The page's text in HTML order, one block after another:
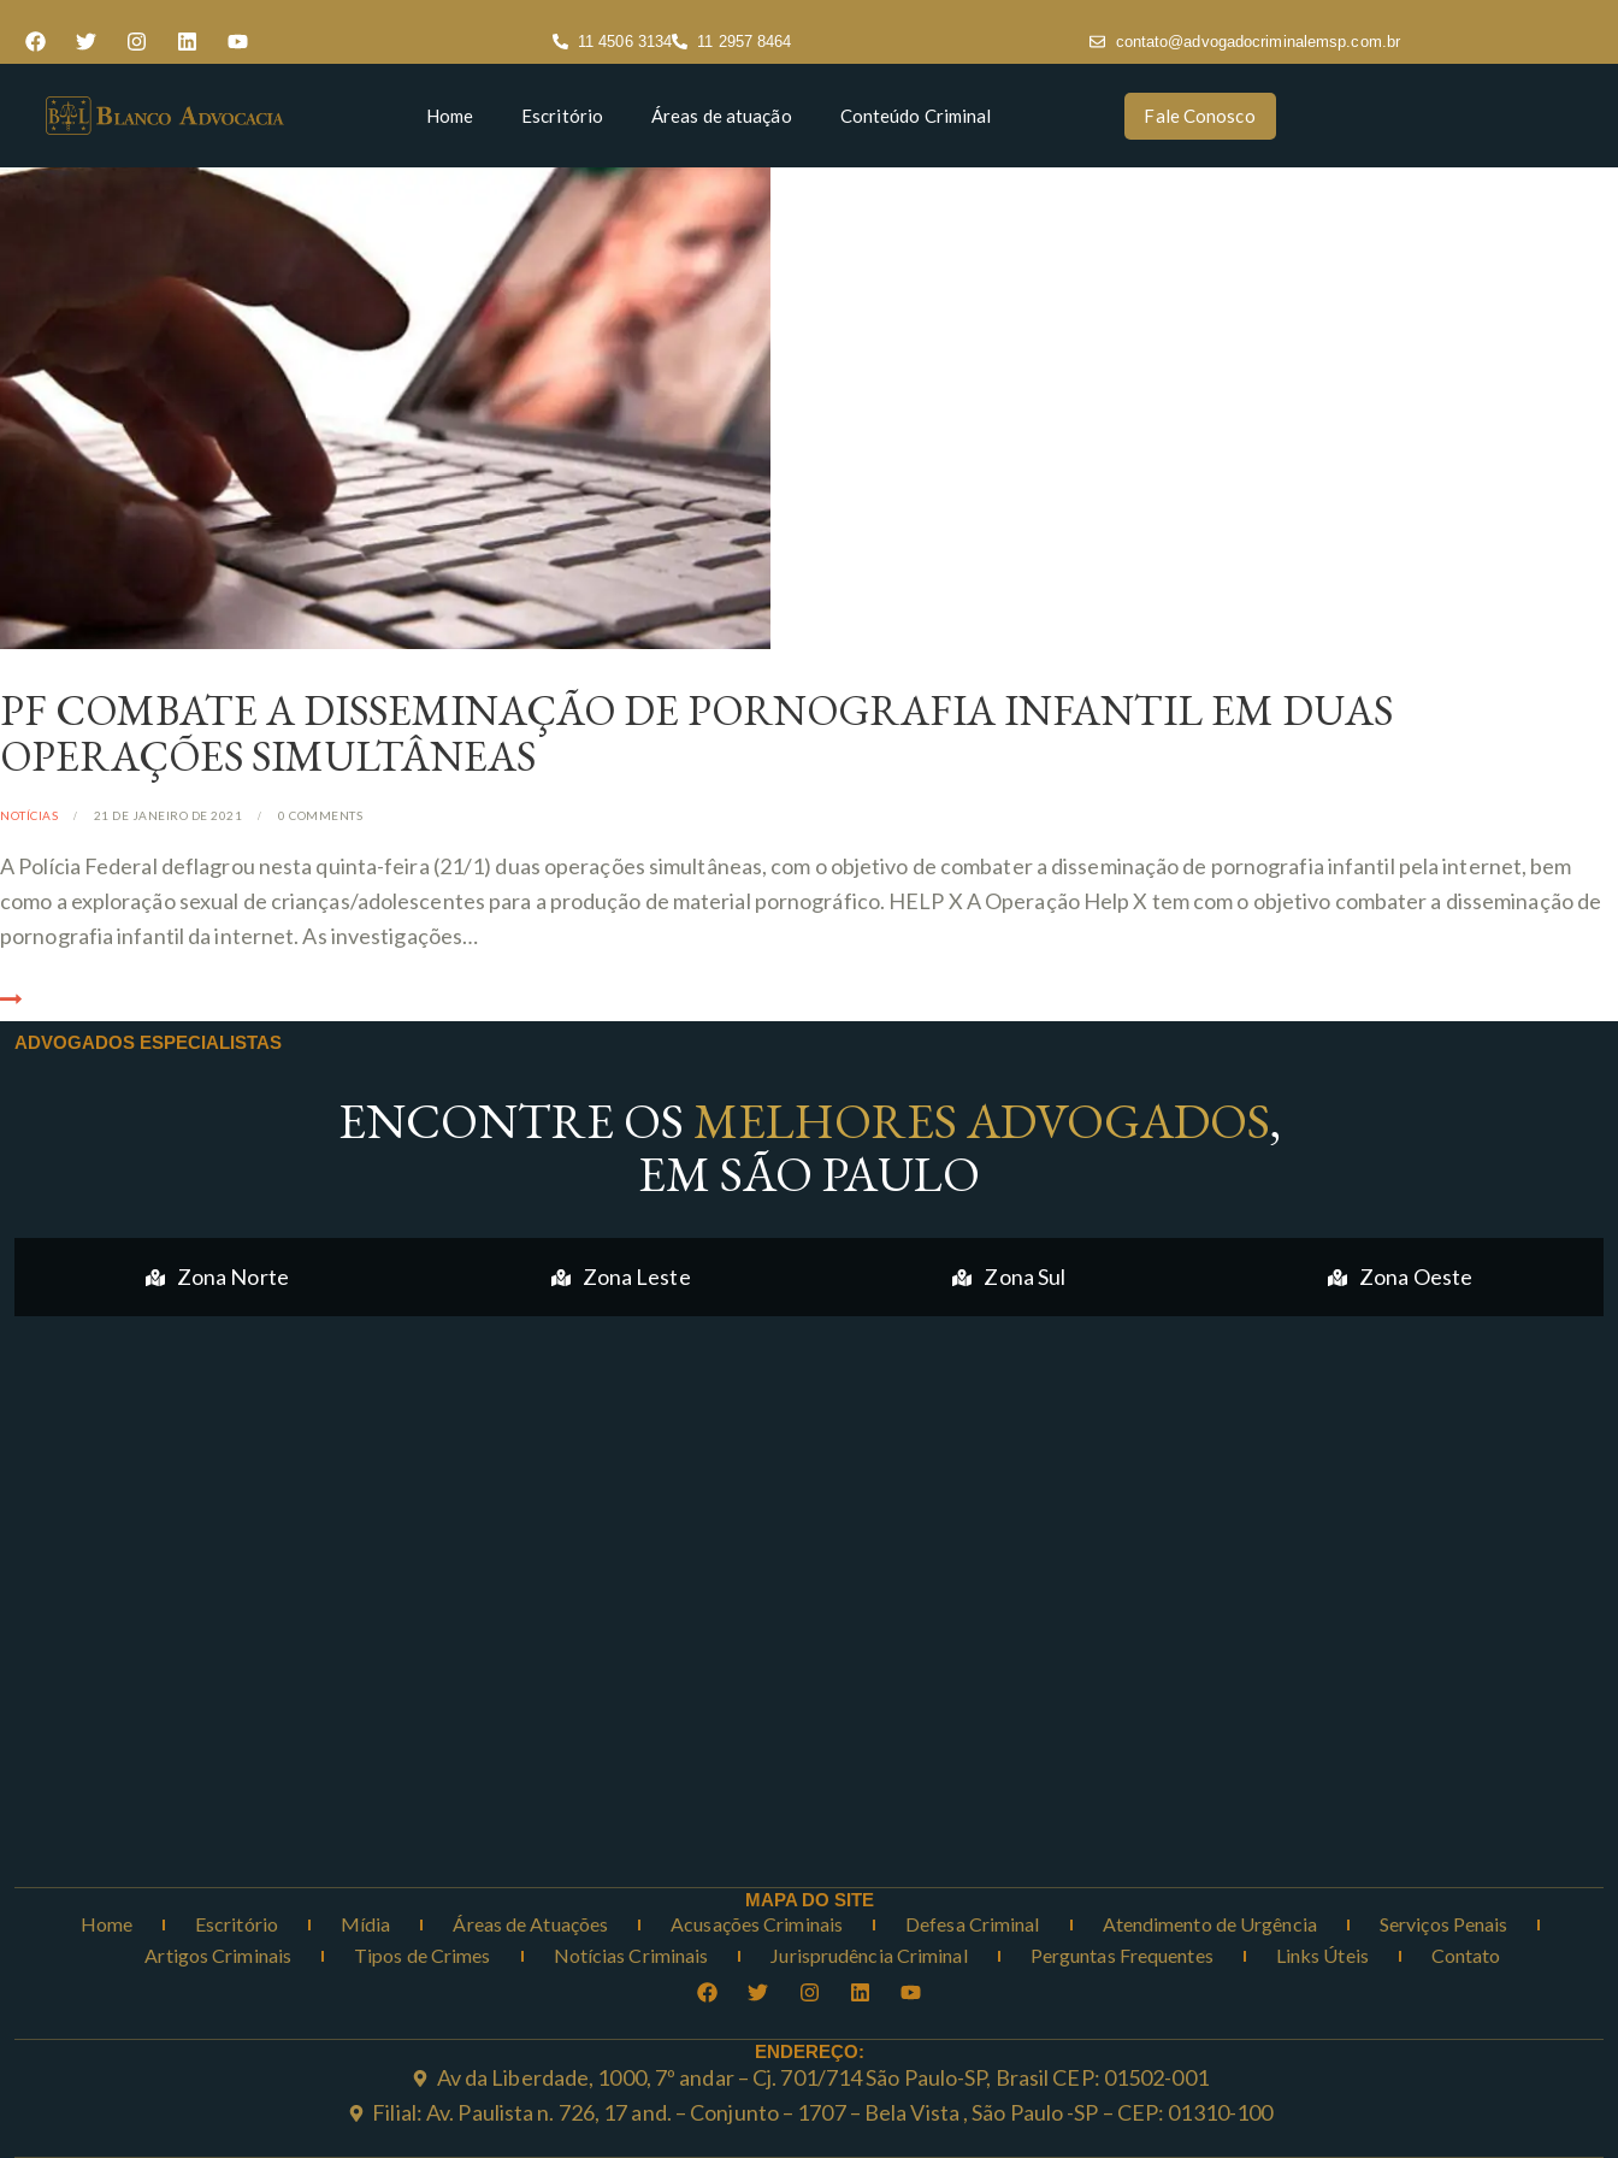
11 4506 3134 11 2957 8464 contato@advogadocriminalemsp.com.br
Home Escritório Áreas de atuação Conteúdo Criminal Fale Conosco
PF COMBATE A DISSEMINAÇÃO DE PORNOGRAFIA INFANTIL EM DUAS
OPERAÇÕES SIMULTÂNEAS
NOTÍCIAS 21 DE JANEIRO DE 2021 0 COMMENTS
A Polícia Federal deflagrou nesta quinta-feira (21/1) duas operações simultâneas, com o objetivo de combater a disseminação de pornografia infantil pela internet, bem
como a exploração sexual de crianças/adolescentes para a produção de material pornográfico. HELP X A Operação Help X tem com o objetivo combater a disseminação de
pornografia infantil da internet. As investigações…
ADVOGADOS ESPECIALISTAS
ENCONTRE OS MELHORES ADVOGADOS,
EM SÃO PAULO
Zona Norte Zona Leste Zona Sul Zona Oeste
MAPA DO SITE
Home Escritório Mídia Áreas de Atuações Acusações Criminais Defesa Criminal Atendimento de Urgência
Serviços Penais
Artigos Criminais
Tipos de Crimes Notícias Criminais Jurisprudência Criminal Perguntas Frequentes Links Úteis Contato
ENDEREÇO:
Av da Liberdade, 1000, 7º andar – Cj. 701/714 São Paulo-SP, Brasil CEP: 01502-001
Filial: Av. Paulista n. 726, 17 and. – Conjunto – 1707 – Bela Vista , São Paulo -SP – CEP: 01310-100